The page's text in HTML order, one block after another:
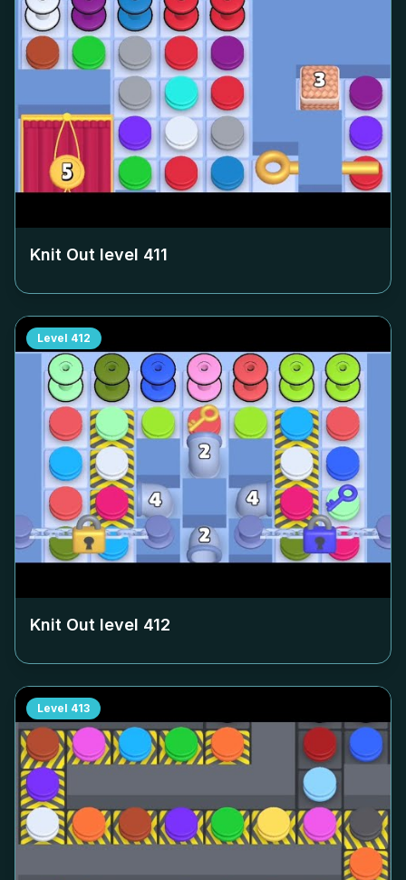
Knit Out level 411
Level 412
Knit Out level 412
Level 413